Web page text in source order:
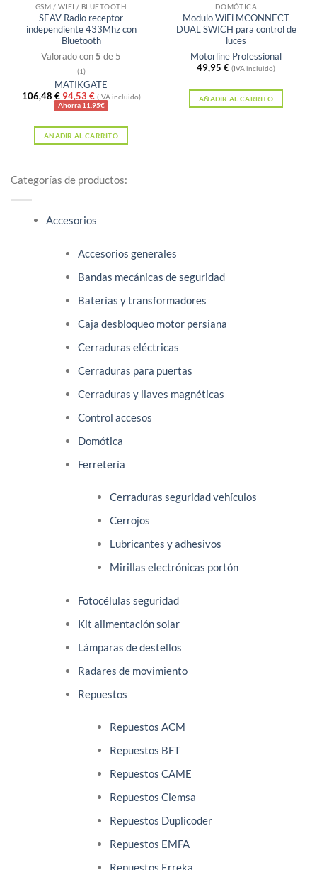
GSM / WIFI / BLUETOOTH
SEAV Radio receptor
independiente 433Mhz con
Bluetooth
Valorado con5 de 5
(1)
MATIKGATE
106,48€ El
precio
era:
106,48 €.
94,53 €El
precio
es:
94,53 €.
(IVA incluido)
Ahorra 11.95€
AÑADIR AL CARRITO
DOMÓTICA
Modulo WiFi MCONNECT
DUAL SWICH para control de
luces
Motorline Professional
49,95 € (IVA incluido)
AÑADIR AL CARRITO
Categorías de productos:
Accesorios
Accesorios generales
Bandas mecánicas de seguridad
Baterías y transformadores
Caja desbloqueo motor persiana
Cerraduras eléctricas
Cerraduras para puertas
Cerraduras y llaves magnéticas
Control accesos
Domótica
Ferretería
Cerraduras seguridad vehículos
Cerrojos
Lubricantes y adhesivos
Mirillas electrónicas portón
Fotocélulas seguridad
Kit alimentación solar
Lámparas de destellos
Radares de movimiento
Repuestos
Repuestos ACM
Repuestos BFT
Repuestos CAME
Repuestos Clemsa
Repuestos Duplicoder
Repuestos EMFA
Repuestos Erreka